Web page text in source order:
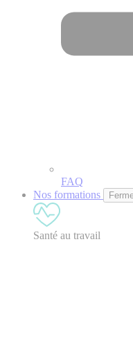
FAQ
Nos formations
Santé au travail